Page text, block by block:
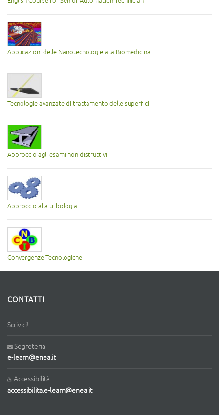
Applicazioni delle Nanotecnologie alla Biomedicina
Tecnologie avanzate di trattamento delle superfici
Approccio agli esami non distruttivi
Approccio alla tribologia
Convergenze Tecnologiche
CONTATTI
Scrivici!
Segreteria
e-learn@enea.it
Accessibilità
accessibilita.e-learn@enea.it